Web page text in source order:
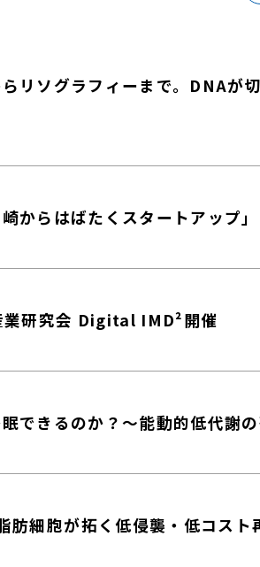
ソグラフィーまで。DNAが切
らはばたくスタートアップ
業研究会 Digital IMD²開催
きるのか？～能動的低代謝
細胞が拓く低侵襲・低コスト